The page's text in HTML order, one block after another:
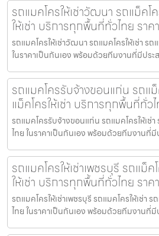
รถแมคโครให้เช่าวัฒนา รถแม็คโ
ให้เช่า บริการทุกพื้นที่ทั่วไทย ราค
รถแมคโครให้เช่าวัฒนา รถแมคโครให้เช่า ร
ในราคาเป็นกันเอง พร้อมด้วยทีมงานที่มีประ
รถแมคโครรับจ้างขอนแก่น รถแ
แม็คโครให้เช่า บริการทุกพื้นที่ทั่ว
รถแมคโครรับจ้างขอนแก่น รถแมคโครให้เช่
ไทย ในราคาเป็นกันเอง พร้อมด้วยทีมงานที่
รถแมคโครให้เช่าเพชรบุรี รถแม็
ให้เช่า บริการทุกพื้นที่ทั่วไทย ราค
รถแมคโครให้เช่าเพชรบุรี รถแมคโครให้เช่า
ไทย ในราคาเป็นกันเอง พร้อมด้วยทีมงานที่